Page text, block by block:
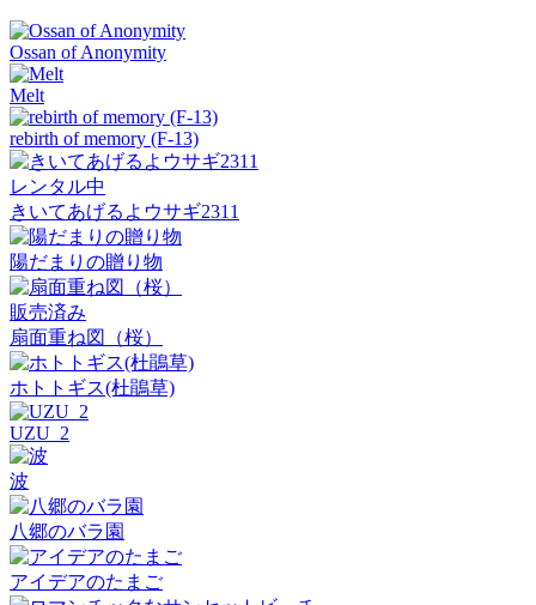
Ossan of Anonymity
Melt
rebirth of memory (F-13)
レンタル中
きいてあげるよウサギ2311
陽だまりの贈り物
販売済み
扇面重ね図（桜）
ホトトギス(杜鵑草)
UZU_2
波
八郷のバラ園
アイデアのたまご